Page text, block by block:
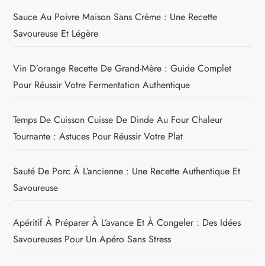
Sauce Au Poivre Maison Sans Crème : Une Recette
Savoureuse Et Légère
Vin D’orange Recette De Grand-Mère : Guide Complet
Pour Réussir Votre Fermentation Authentique
Temps De Cuisson Cuisse De Dinde Au Four Chaleur
Tournante : Astuces Pour Réussir Votre Plat
Sauté De Porc À L’ancienne : Une Recette Authentique Et
Savoureuse
Apéritif À Préparer À L’avance Et À Congeler : Des Idées
Savoureuses Pour Un Apéro Sans Stress